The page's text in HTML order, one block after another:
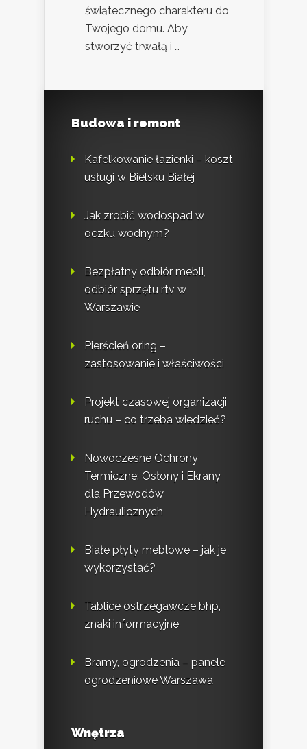
świątecznego charakteru do
Twojego domu. Aby
stworzyć trwałą i …
Budowa i remont
Kafelkowanie łazienki – koszt
usługi w Bielsku Białej
Jak zrobić wodospad w
oczku wodnym?
Bezpłatny odbiór mebli,
odbiór sprzętu rtv w
Warszawie
Pierścień oring –
zastosowanie i właściwości
Projekt czasowej organizacji
ruchu – co trzeba wiedzieć?
Nowoczesne Ochrony
Termiczne: Osłony i Ekrany
dla Przewodów
Hydraulicznych
Białe płyty meblowe – jak je
wykorzystać?
Tablice ostrzegawcze bhp,
znaki informacyjne
Bramy, ogrodzenia – panele
ogrodzeniowe Warszawa
Wnętrza